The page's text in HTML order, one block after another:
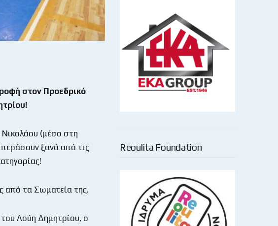
στον Προεδρικό
(μέσο στη
ξανά από τις
από τα Σωματεία της.
του Λούη Δημητρίου, ο
Reoulita Foundation